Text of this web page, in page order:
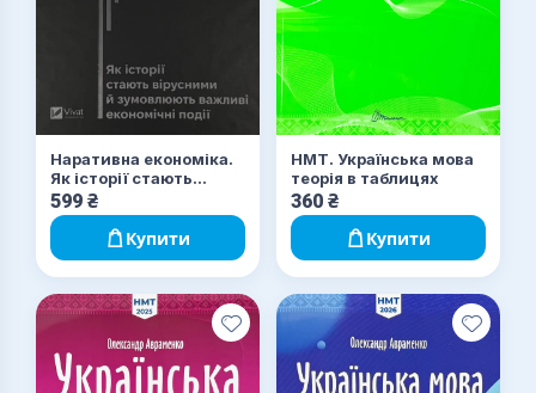
Наративна економіка.
Як історії стають
вірусними й
зумовлюють важливі
економічні події
599 ₴
Купити
НМТ. Українська мова
теорія в таблицях
360 ₴
Купити